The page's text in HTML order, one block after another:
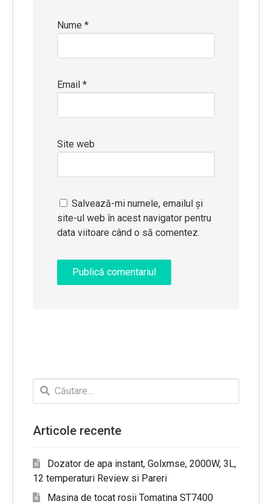
Nume*
Email*
Site web
Salvează-mi numele, emailul și
site-ul web în acest navigator pentru
data viitoare când o să comentez.
Caută
după:
Articole recente
Dozator de apa instant, Golxmse, 2000W, 3L,
12 temperaturi Review si Pareri
Masina de tocat rosii Tomatina ST7400